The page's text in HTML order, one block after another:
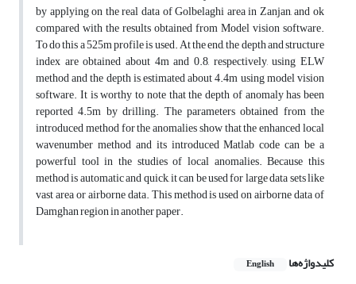
by applying on the real data of Golbelaghi area in Zanjan, and ok
compared with the results obtained from Model vision software.
To do this a 525m profile is used. At the end, the depth and structure
index are obtained about 4m and 0.8, respectively, using ELW
method and the depth is estimated about 4.4m using model vision
software. It is worthy to note that the depth of anomaly has been
reported 4.5m by drilling. The parameters obtained from the
introduced method for the anomalies show that the enhanced local
wavenumber method and its introduced Matlab code can be a
powerful tool in the studies of local anomalies. Because this
method is automatic and quick, it can be used for large data sets like
vast area or airborne data. This method is used on airborne data of
Damghan region in another paper.
کلیدواژه‌ها English